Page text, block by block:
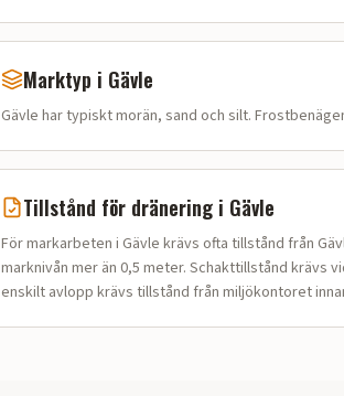
Marktyp i Gävle
Gävle har typisktmorän, sand och silt.
Tillstånd för dränering i Gävle
För markarbeten i Gävle krävs ofta tillstånd från
marknivån mer än 0,5 meter. Schakttillstånd krävs
enskilt avlopp krävs tillstånd från miljökontoret